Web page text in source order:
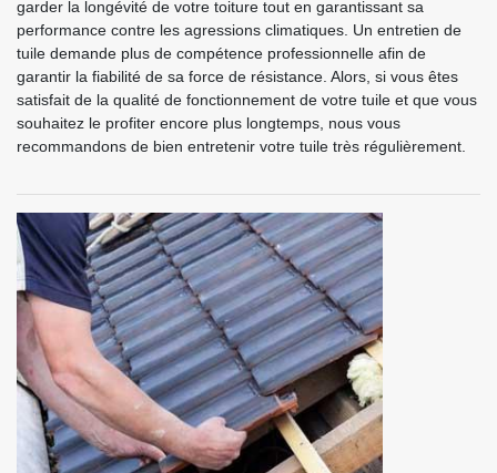
garder la longévité de votre toiture tout en garantissant sa
performance contre les agressions climatiques. Un entretien de
tuile demande plus de compétence professionnelle afin de
garantir la fiabilité de sa force de résistance. Alors, si vous êtes
satisfait de la qualité de fonctionnement de votre tuile et que vous
souhaitez le profiter encore plus longtemps, nous vous
recommandons de bien entretenir votre tuile très régulièrement.